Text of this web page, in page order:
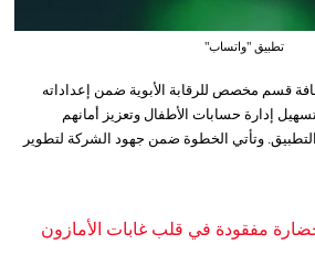
تطبيق "واتساب"
قسم مخصص للرقابة الأبوية ضمن إعداداته
إدارة حسابات الأطفال وتعزيز أمانهم
وتأتي الخطوة ضمن جهود الشركة لتطوير
مفقودة في قلب غابات الأمازون